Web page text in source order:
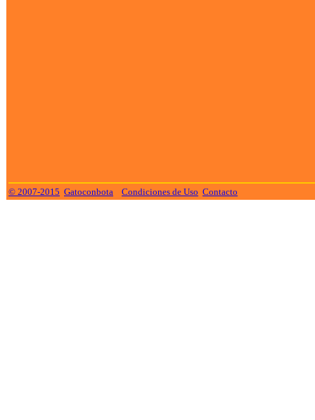
© 2007-2015 Gatoconbota Condiciones de Uso Contacto